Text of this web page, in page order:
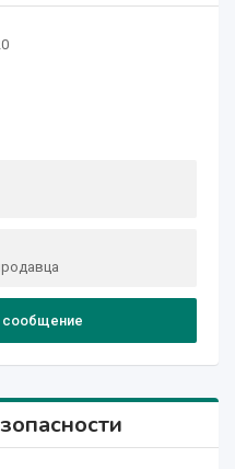
сообщение